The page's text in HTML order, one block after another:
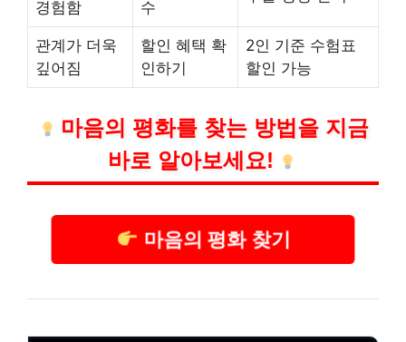
경험함
수
관계가 더욱
깊어짐
할인 혜택 확
인하기
2인 기준 수험표
할인 가능
마음의 평화를 찾는 방법을 지금
바로 알아보세요!
마음의 평화 찾기